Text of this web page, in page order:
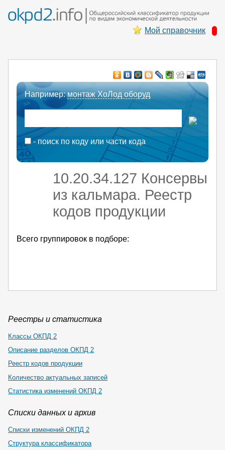
Мой справочник
Например:монтаж ХоЛод оборуд
- поиск по коду или части кода
10.20.34.127 Консервы
из кальмара. Реестр
кодов продукции
Всего группировок в подборе:
Реестры и статистика
Классы ОКПД 2
Описание разделов ОКПД 2
Реестр кодов продукции
Количество актуальных записей
Статистика изменений ОКПД 2
Списки данных и архив
Списки изменений ОКПД 2
Структура классификатора